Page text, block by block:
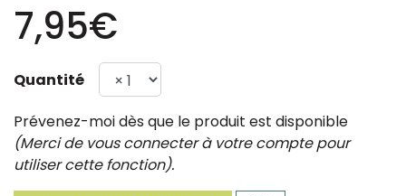
7,95€
Quantité
Prévenez-moi dès que le produit est disponible
(Merci de vous connecter à votre compte pour
utiliser cette fonction).